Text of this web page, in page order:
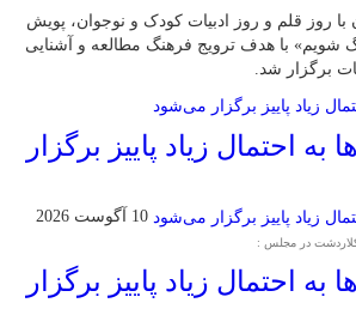
با روز قلم و روز ادبیات کودک و نوجوان، پویش
شویم» با هدف ترویج فرهنگ مطالعه و آشنایی
برگزار شد.
به احتمال زیاد پاییز برگزار
10 آگوست 2026
کلاردشت در مجلس :
به احتمال زیاد پاییز برگزار